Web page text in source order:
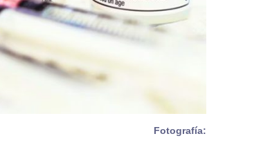
Fotografía: